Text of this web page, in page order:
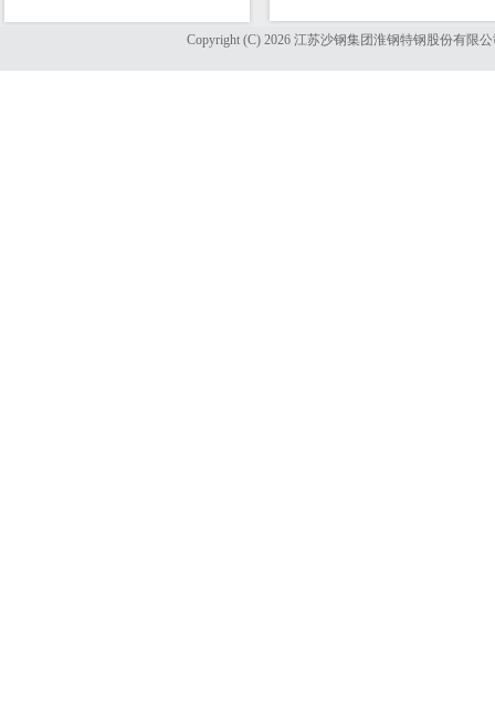
Copyright (C) 2026 江苏沙钢集团淮钢特钢股份有限